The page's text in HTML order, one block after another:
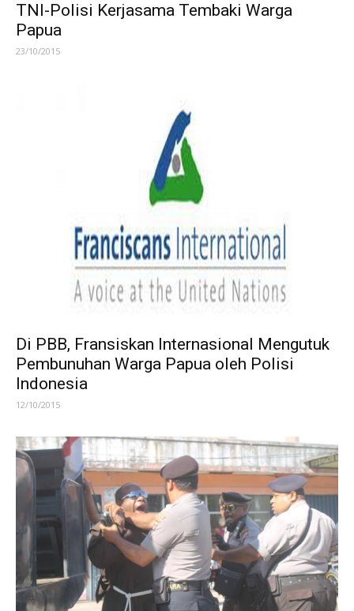
TNI-Polisi Kerjasama Tembaki Warga
Papua
23/10/2015
Di PBB, Fransiskan Internasional Mengutuk
Pembunuhan Warga Papua oleh Polisi
Indonesia
12/10/2015